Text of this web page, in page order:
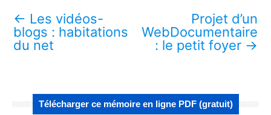
← Les vidéos-
blogs : habitations
du net
Projet d’un
WebDocumentaire
: le petit foyer →
Télécharger ce mémoire en ligne PDF (gratuit)